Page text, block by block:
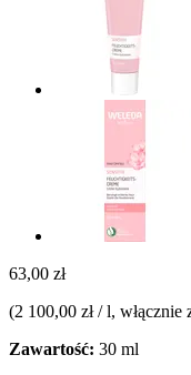
63,00 zł
(2 100,00 zł / l,
Zawartość: 30 ml